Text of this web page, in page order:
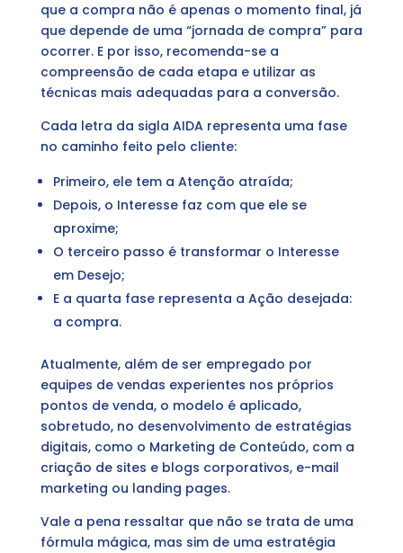
que a compra não é apenas o momento final, já
que depende de uma “jornada de compra” para
ocorrer. E por isso, recomenda-se a
compreensão de cada etapa e utilizar as
técnicas mais adequadas para a conversão.
Cada letra da sigla AIDA representa uma fase
no caminho feito pelo cliente:
Primeiro, ele tem a Atenção atraída;
Depois, o Interesse faz com que ele se
aproxime;
O terceiro passo é transformar o Interesse
em Desejo;
E a quarta fase representa a Ação desejada:
a compra.
Atualmente, além de ser empregado por
equipes de vendas experientes nos próprios
pontos de venda, o modelo é aplicado,
sobretudo, no desenvolvimento de estratégias
digitais, como o Marketing de Conteúdo, com a
criação de sites e blogs corporativos, e-mail
marketing ou landing pages.
Vale a pena ressaltar que não se trata de uma
fórmula mágica, mas sim de uma estratégia